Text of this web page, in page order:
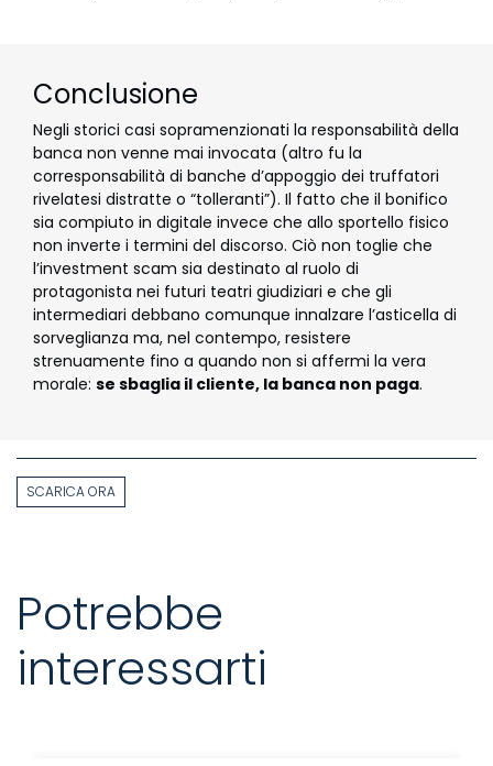
Conclusione
Negli storici casi sopramenzionati la responsabilità della
banca non venne mai invocata (altro fu la
corresponsabilità di banche d’appoggio dei truffatori
rivelatesi distratte o “tolleranti”). Il fatto che il bonifico
sia compiuto in digitale invece che allo sportello fisico
non inverte i termini del discorso. Ciò non toglie che
l’investment scam sia destinato al ruolo di
protagonista nei futuri teatri giudiziari e che gli
intermediari debbano comunque innalzare l’asticella di
sorveglianza ma, nel contempo, resistere
strenuamente fino a quando non si affermi la vera
morale: se sbaglia il cliente, la banca non paga.
SCARICA ORA
Potrebbe
interessarti